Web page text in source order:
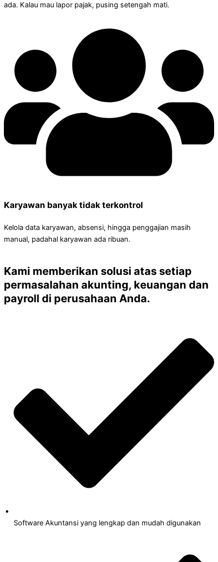
ada. Kalau mau lapor pajak, pusing setengah mati.
Karyawan banyak tidak terkontrol
Kelola data karyawan, absensi, hingga penggajian masih
manual, padahal karyawan ada ribuan.
Kami memberikan solusi atas setiap
permasalahan akunting, keuangan dan
payroll di perusahaan Anda.
Software Akuntansi yang lengkap dan mudah digunakan